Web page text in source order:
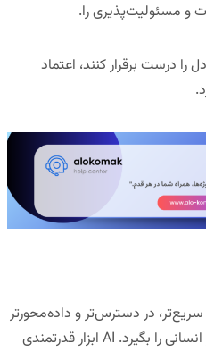
و مسئولیت‌پذیری را.
درست برقرار کنند، اعتماد
در دسترس‌تر و داده‌محورتر
کند، اما هنوز نمی‌تواند جای مشاور انسانی را بگیرد. AI ابزار قدرتمندی